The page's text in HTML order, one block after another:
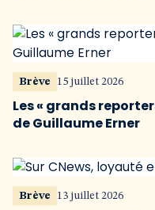
Brève 15 juillet 2026
Les « grands
de Guillaume Erner
Brève 13 juillet 2026